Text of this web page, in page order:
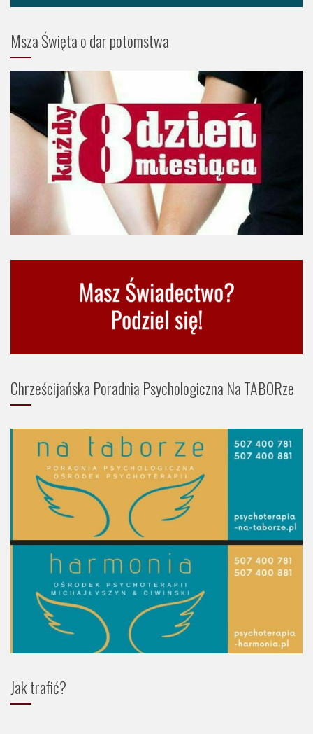
Msza Święta o dar potomstwa
Chrześcijańska Poradnia Psychologiczna Na TABORze
Jak trafić?